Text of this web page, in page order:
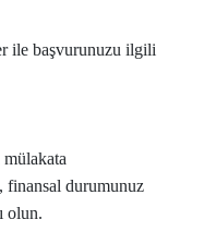
ile başvurunuzu ilgili
finansal durumunuz
olun.